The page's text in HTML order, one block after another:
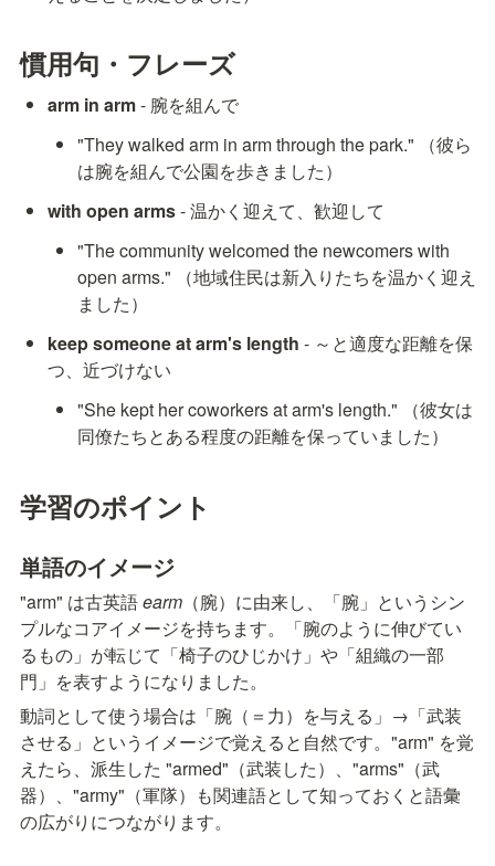
慣用句・フレーズ
arm in arm - 腕を組んで
"They walked arm in arm through the park." （彼ら
は腕を組んで公園を歩きました）
with open arms - 温かく迎えて、歓迎して
"The community welcomed the newcomers with
open arms." （地域住民は新入りたちを温かく迎え
ました）
keep someone at arm's length - ～と適度な距離を保
つ、近づけない
"She kept her coworkers at arm's length." （彼女は
同僚たちとある程度の距離を保っていました）
学習のポイント
単語のイメージ
"arm" は古英語 earm （腕）に由来し、「腕」というシン
プルなコアイメージを持ちます。「腕のように伸びてい
るもの」が転じて「椅子のひじかけ」や「組織の一部
門」を表すようになりました。
動詞として使う場合は「腕（＝力）を与える」→「武装
させる」というイメージで覚えると自然です。"arm" を覚
えたら、派生した "armed"（武装した）、"arms"（武
器）、"army"（軍隊）も関連語として知っておくと語彙
の広がりにつながります。